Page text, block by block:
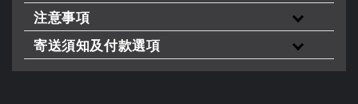
注意事項
寄送須知及付款選項